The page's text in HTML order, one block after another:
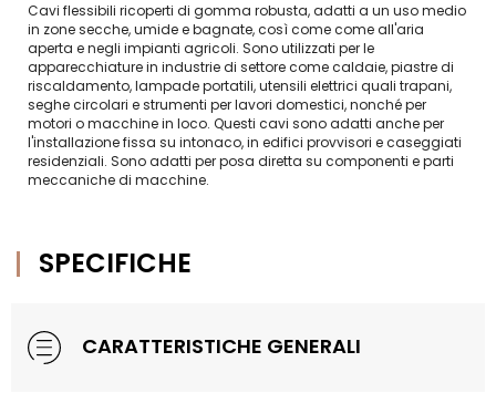
Cavi flessibili ricoperti di gomma robusta, adatti a un uso medio
in zone secche, umide e bagnate, così come come all'aria
aperta e negli impianti agricoli. Sono utilizzati per le
apparecchiature in industrie di settore come caldaie, piastre di
riscaldamento, lampade portatili, utensili elettrici quali trapani,
seghe circolari e strumenti per lavori domestici, nonché per
motori o macchine in loco. Questi cavi sono adatti anche per
l'installazione fissa su intonaco, in edifici provvisori e caseggiati
residenziali. Sono adatti per posa diretta su componenti e parti
meccaniche di macchine.
SPECIFICHE
CARATTERISTICHE GENERALI